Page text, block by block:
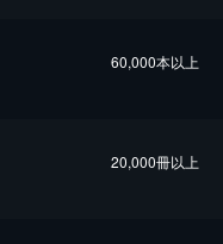
60,000本以上
20,000冊以上